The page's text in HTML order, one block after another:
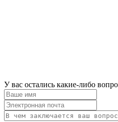
У вас остались какие-либо